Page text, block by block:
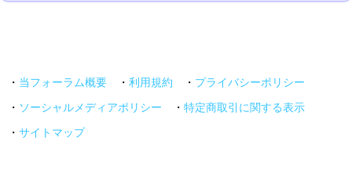
・ 当フォーラム概要 ・ 利用規約 ・ プライバシーポリシー
・ ソーシャルメディアポリシー ・ 特定商取引に関する表示
・ サイトマップ